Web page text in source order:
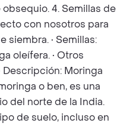
4. Semillas de
con nosotros para
siembra. • Semillas:
oleífera. • Otros
Descripción: Moringa
o ben, es una
del norte de la India.
de suelo, incluso en